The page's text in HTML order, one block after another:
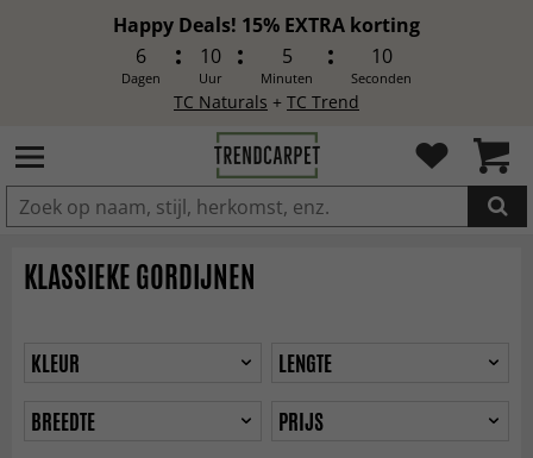
Happy Deals! 15% EXTRA korting
6
Dagen
10
Uur
5
Minuten
8
Seconden
TC Naturals + TC Trend
IN DE WINKELWAGEN GELEGD
KLASSIEKE GORDIJNEN
KLEUR
LENGTE
BREEDTE
PRIJS